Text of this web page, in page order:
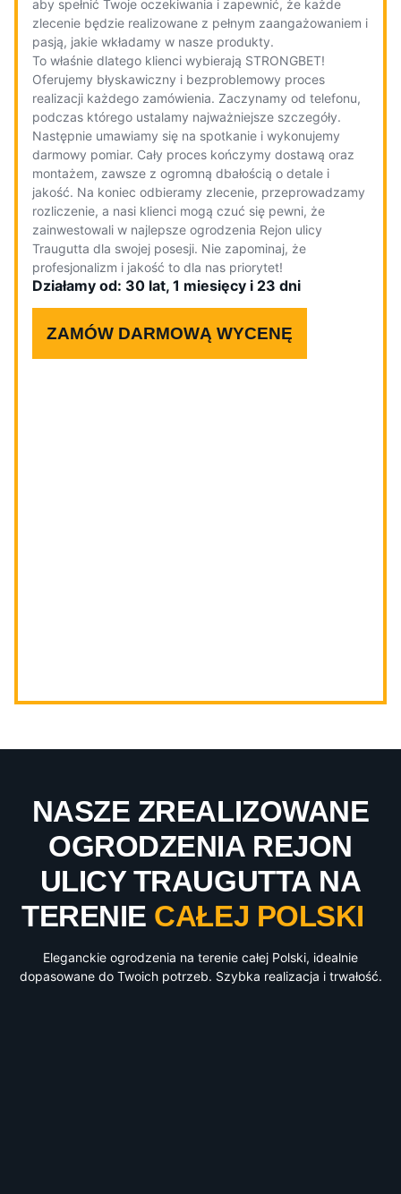
aby spełnić Twoje oczekiwania i zapewnić, że każde
zlecenie będzie realizowane z pełnym zaangażowaniem i
pasją, jakie wkładamy w nasze produkty.
To właśnie dlatego klienci wybierają STRONGBET!
Oferujemy błyskawiczny i bezproblemowy proces
realizacji każdego zamówienia. Zaczynamy od telefonu,
podczas którego ustalamy najważniejsze szczegóły.
Następnie umawiamy się na spotkanie i wykonujemy
darmowy pomiar. Cały proces kończymy dostawą oraz
montażem, zawsze z ogromną dbałością o detale i
jakość. Na koniec odbieramy zlecenie, przeprowadzamy
rozliczenie, a nasi klienci mogą czuć się pewni, że
zainwestowali w najlepsze ogrodzenia Rejon ulicy
Traugutta dla swojej posesji. Nie zapominaj, że
profesjonalizm i jakość to dla nas priorytet!
Działamy od: 30 lat, 1 miesięcy i 23 dni
ZAMÓW DARMOWĄ WYCENĘ
NASZE ZREALIZOWANE
OGRODZENIA REJON
ULICY TRAUGUTTA NA
TERENIE CAŁEJ POLSKI
Eleganckie ogrodzenia na terenie całej Polski, idealnie
dopasowane do Twoich potrzeb. Szybka realizacja i trwałość.